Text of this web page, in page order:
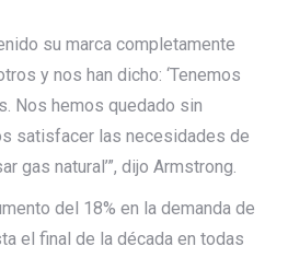
su marca completamente
y nos han dicho: ‘Tenemos
Nos hemos quedado sin
satisfacer las necesidades de
gas natural’”, dijo Armstrong.
del 18% en la demanda de
el final de la década en todas